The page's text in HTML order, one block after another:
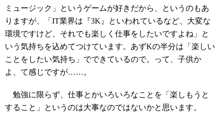
ミュージック」というゲームが好きだから、というのもあ
りますが、「IT業界は『3K』といわれているなど、大変な
環境ですけど、それでも楽しく仕事をしたいですよね」と
いう気持ちを込めてつけています。あずKの半分は「楽しい
ことをしたい気持ち」でできているので。って、子供か
よ、て感じですが……。
勉強に限らず、仕事とかいろいろなことを「楽しもうと
すること」というのは大事なのではないかと思います。